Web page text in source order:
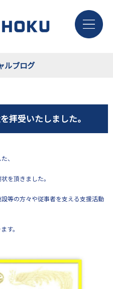
ルブログ
拝受いたしました。
、
を頂きました。
等の方々や従事者を支える支援活動
す。